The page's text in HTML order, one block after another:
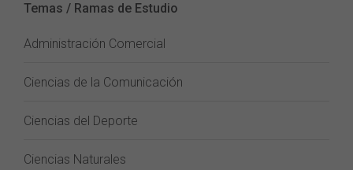
Temas / Ramas de Estudio
Administración Comercial
Ciencias de la Comunicación
Ciencias del Deporte
Ciencias Naturales